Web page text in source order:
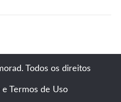
Todos os direitos
Termos de Uso